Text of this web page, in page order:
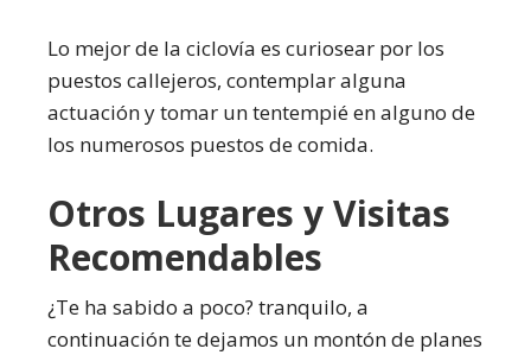
Lo mejor de la ciclovía es curiosear por los
puestos callejeros, contemplar alguna
actuación y tomar un tentempié en alguno de
los numerosos puestos de comida.
Otros Lugares y Visitas
Recomendables
¿Te ha sabido a poco? tranquilo, a
continuación te dejamos un montón de planes